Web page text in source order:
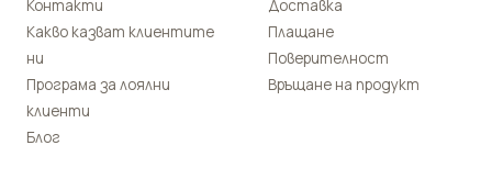
Контакти
Какво казват клиентите
ни
Програма за лоялни
клиенти
Блог
Доставка
Плащане
Поверителност
Връщане на продукт